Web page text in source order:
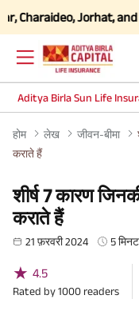
Jorhat, and
Aditya Birla Sun Life
होम लेख जीवन-बीमा
कराते हैं
शीर्ष 7 कारण
कराते हैं
21 फ़रवरी 2024 5 मिनट
★ 4.5
Rated by1000 readers